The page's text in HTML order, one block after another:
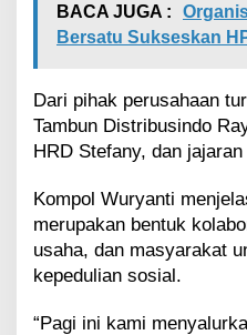
i
n
B
n
t
P
a
t
i
s
BACA JUGA :
Bersatu Sukseskan
Dari pihak perusahaan
Tambun Distribusindo
HRD Stefany, dan
Kompol Wuryanti
merupakan bentuk
usaha, dan masyarakat
kepedulian sosial.
“Pagi ini kami